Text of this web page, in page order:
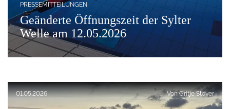
Geänderte Öffnungszeit der Sylter
Welle am 12.05.2026
PRESSEMITTEILUNGEN
Veröffentlicht am:
01.05.2026 VonGritje Stöver